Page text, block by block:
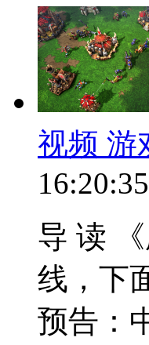
视频 游
16:20:35
导 读
线，下
预告：